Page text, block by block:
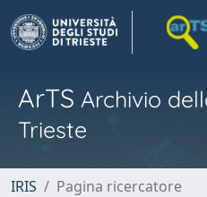
ArTS Archivio
Trieste
IRIS Pagina ricercatore